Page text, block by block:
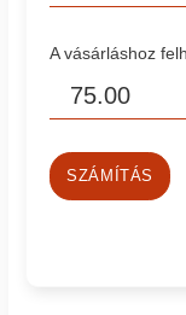
A vásárláshoz
SZÁMÍTÁS